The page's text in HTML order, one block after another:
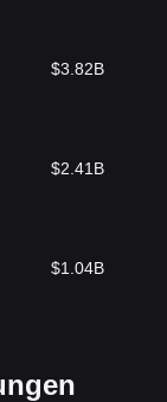
$3.82B
$2.41B
$1.04B